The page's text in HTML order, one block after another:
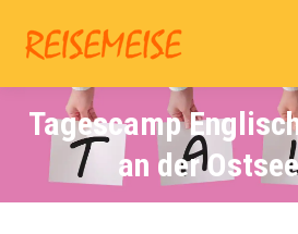
Tagescamp
an der